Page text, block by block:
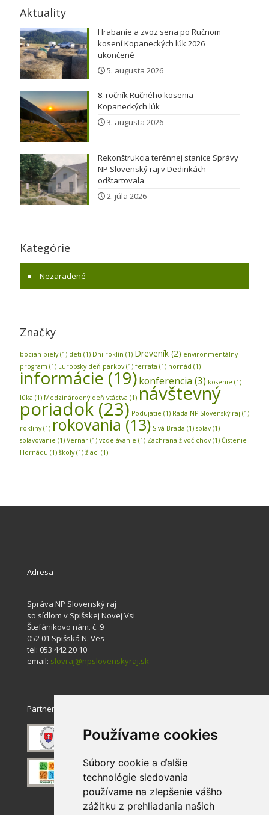
Používame cookies
Súbory cookie a ďalšie
technológie sledovania
používame na zlepšenie vášho
zážitku z prehliadania našich
Aktuality
Hrabanie a zvoz sena po Ručnom
kosení Kopaneckých lúk 2026
ukončené
5. augusta 2026
8. ročník Ručného kosenia
Kopaneckých lúk
3. augusta 2026
Rekonštrukcia terénnej stanice Správy
NP Slovenský raj v Dedinkách
odštartovala
2. júla 2026
Kategórie
Nezaradené
Značky
bocian biely(1) deti (1) Dni roklín (1) Dreveník (2) environmentálny
program (1) Európsky deň parkov(1) ferrata (1) hornád (1)
informácie (19)konferencia (3) kosenie (1)
lúka (1) Medzinárodný deň vtáctva (1) návštevný
poriadok (23) Podujatie (1) Rada NP Slovenský raj (1)
rokliny(1) rokovania (13) Sivá Brada (1) splav(1)
splavovanie (1) Vernár (1) vzdelávanie (1) Záchrana živočíchov(1) Čistenie
Hornádu (1) školy(1) žiaci (1)
Adresa
Správa NP Slovenský raj
so sídlom v Spišskej Novej Vsi
Štefánikovo nám. č. 9
052 01 Spišská N. Ves
tel: 053 442 20 10
email: slovraj@npslovenskyraj.sk
Partneri